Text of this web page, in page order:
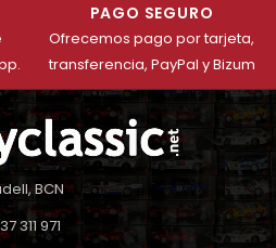
PAGO SEGURO
Ofrecemos pago por tarjeta,
transferencia, PayPal y Bizum
BCN
311 971